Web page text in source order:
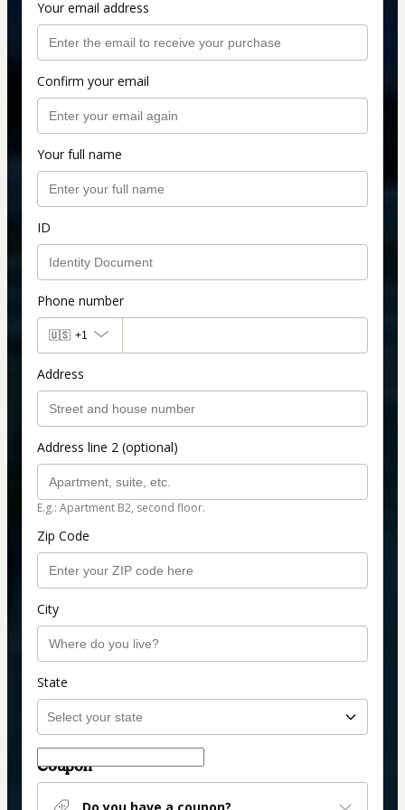
Your email address
Confirm your email
Your full name
ID
Phone number
🇺🇸 +1
Address
Address line 2 (optional)
E.g.: Apartment B2, second floor.
Zip Code
City
State
Coupon
Do you have a coupon?